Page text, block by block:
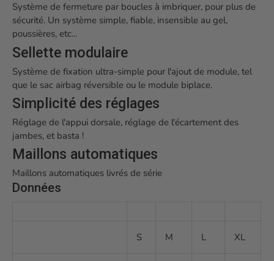
Système de fermeture par boucles à imbriquer, pour plus de
sécurité. Un système simple, fiable, insensible au gel,
poussières, etc...
Sellette modulaire
Système de fixation ultra-simple pour l'ajout de module, tel
que le sac airbag réversible ou le module biplace.
Simplicité des réglages
Réglage de l'appui dorsale, réglage de l'écartement des
jambes, et basta !
Maillons automatiques
Maillons automatiques livrés de série
Données
S M L XL